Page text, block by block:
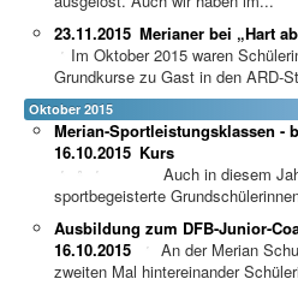
Merianer bei „Hart
23.11.2015
Im Oktober 2015 waren
Grundkurse zu Gast in den ARD-
Oktober 2015
Merian-Sportleistungsklassen -
Kurs
16.10.2015
Auch in diesem Jahr
sportbegeisterte
Ausbildung zum DFB-Junior-
16.10.2015
An der Merian
zweiten Mal hintereinander